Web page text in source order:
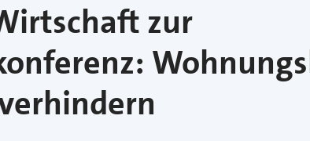
zur